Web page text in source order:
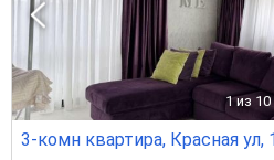
1 из 10
3-комн квартира, Красная ул,